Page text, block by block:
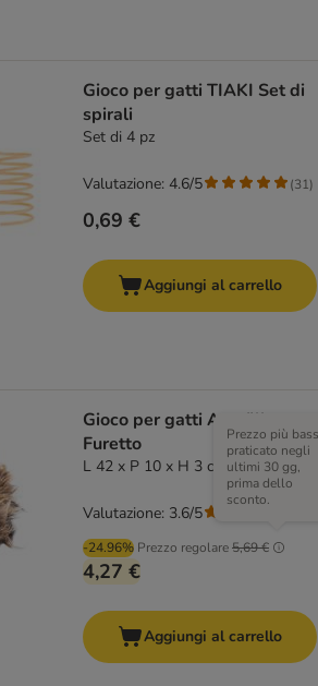
Gioco per gatti TIAKI Set di
spirali
Set di 4 pz
0,69 €
Valutazione: 4.6/5 (31)
Aggiungi al carrello
Gioco per gatti Aumüller
Furetto
L 42 x P 10 x H 3 cm
-24.96% Prezzo regolare5,69 €
Prezzo più
praticato negli
ultimi 30 gg,
prima dello
sconto.
4,27 €
Valutazione: 3.6/5
Aggiungi al carrello